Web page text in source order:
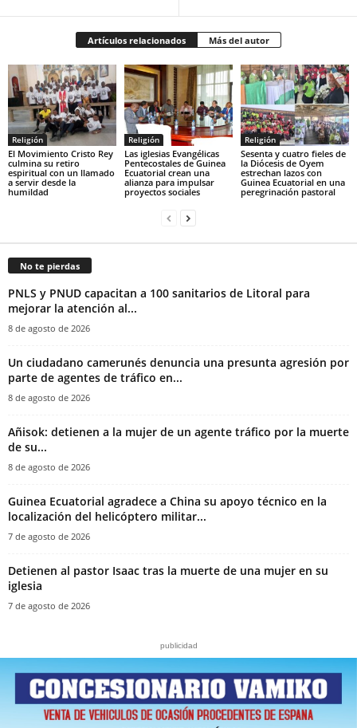
Artículos relacionados Más del autor
Religión
El Movimiento Cristo Rey
culmina su retiro
espiritual con un llamado
a servir desde la
humildad
Religión
Las iglesias Evangélicas
Pentecostales de Guinea
Ecuatorial crean una
alianza para impulsar
proyectos sociales
Religión
Sesenta y cuatro fieles de
la Diócesis de Oyem
estrechan lazos con
Guinea Ecuatorial en una
peregrinación pastoral
No te pierdas
PNLS y PNUD capacitan a 100 sanitarios de Litoral para
mejorar la atención al...
8 de agosto de 2026
‎Un ciudadano camerunés denuncia una presunta agresión por
parte de agentes de tráfico en...
8 de agosto de 2026
Añisok: detienen a la mujer de un agente tráfico por la muerte
de su...
8 de agosto de 2026
Guinea Ecuatorial agradece a China su apoyo técnico en la
localización del helicóptero militar...
7 de agosto de 2026
‎Detienen al pastor Isaac tras la muerte de una mujer en su
iglesia‎
7 de agosto de 2026
publicidad